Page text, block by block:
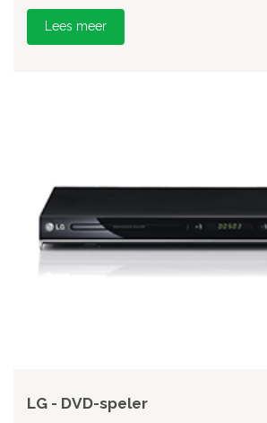
Lees meer
LG - DVD-speler